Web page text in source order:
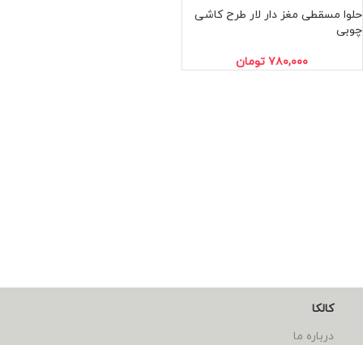
حلوا مسقطی مغز دار لار طرح کاشی
چوبی
۷۸۰,۰۰۰ تومان
کالکا
درباره ما